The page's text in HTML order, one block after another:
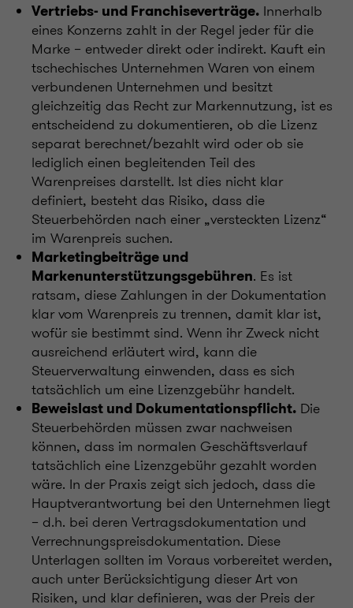
Vertriebs- und Franchiseverträge. Innerhalb
eines Konzerns zahlt in der Regel jeder für die
Marke – entweder direkt oder indirekt. Kauft ein
tschechisches Unternehmen Waren von einem
verbundenen Unternehmen und besitzt
gleichzeitig das Recht zur Markennutzung, ist es
entscheidend zu dokumentieren, ob die Lizenz
separat berechnet/bezahlt wird oder ob sie
lediglich einen begleitenden Teil des
Warenpreises darstellt. Ist dies nicht klar
definiert, besteht das Risiko, dass die
Steuerbehörden nach einer „versteckten Lizenz“
im Warenpreis suchen.
Marketingbeiträge und
Markenunterstützungsgebühren. Es ist
ratsam, diese Zahlungen in der Dokumentation
klar vom Warenpreis zu trennen, damit klar ist,
wofür sie bestimmt sind. Wenn ihr Zweck nicht
ausreichend erläutert wird, kann die
Steuerverwaltung einwenden, dass es sich
tatsächlich um eine Lizenzgebühr handelt.
Beweislast und Dokumentationspflicht. Die
Steuerbehörden müssen zwar nachweisen
können, dass im normalen Geschäftsverlauf
tatsächlich eine Lizenzgebühr gezahlt worden
wäre. In der Praxis zeigt sich jedoch, dass die
Hauptverantwortung bei den Unternehmen liegt
– d.h. bei deren Vertragsdokumentation und
Verrechnungspreisdokumentation. Diese
Unterlagen sollten im Voraus vorbereitet werden,
auch unter Berücksichtigung dieser Art von
Risiken, und klar definieren, was der Preis der